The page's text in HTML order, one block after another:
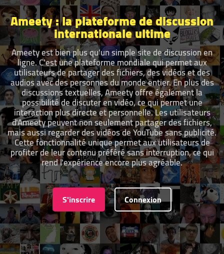
Ameety : la plateforme de discussion
internationale ultime
Ameety est bien plus qu'un simple site de discussion en
ligne. C'est une plateforme mondiale qui permet aux
utilisateurs de partager des fichiers, des vidéos et des
audios avec des personnes du monde entier. En plus des
discussions textuelles, Ameety offre également la
possibilité de discuter en vidéo, ce qui permet une
interaction plus directe et personnelle. Les utilisateurs
d'Ameety peuvent non seulement partager des fichiers,
mais aussi regarder des vidéos de YouTube sans publicité.
Cette fonctionnalité unique permet aux utilisateurs de
profiter de leur contenu préféré sans interruption, ce qui
rend l'expérience encore plus agréable.
S'inscrire Connexion